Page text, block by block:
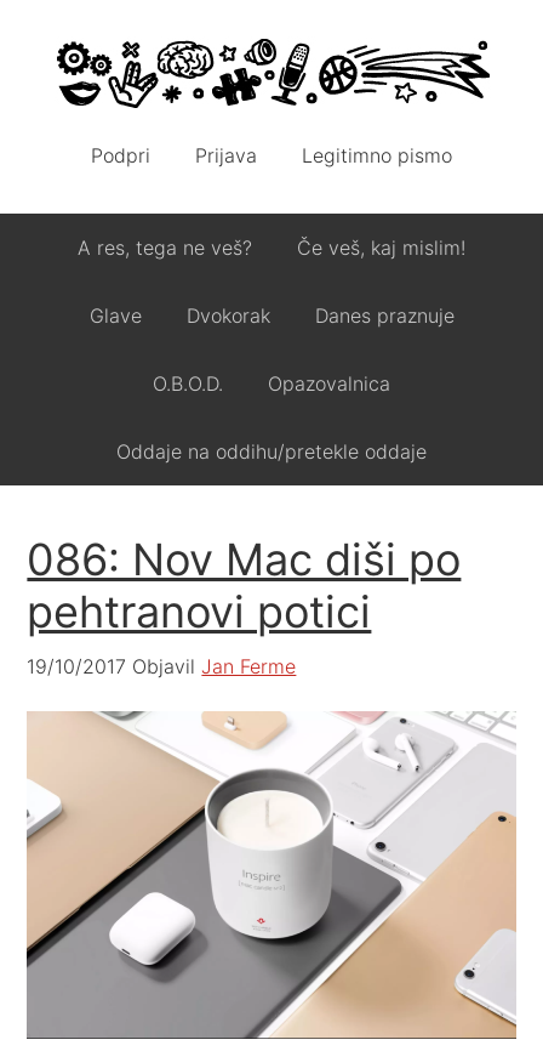
Podpri Prijava Legitimno pismo
A res, tega ne veš? Če veš, kaj mislim!
Glave Dvokorak Danes praznuje
O.B.O.D. Opazovalnica
Oddaje na oddihu/pretekle oddaje
086: Nov Mac diši po
pehtranovi potici
19/10/2017 ObjavilJan Ferme